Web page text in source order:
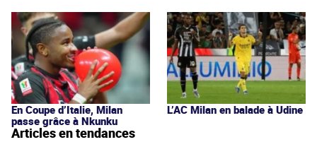
En Coupe d’Italie, Milan
passe grâce à Nkunku
L’AC Milan en balade à Udine
Articles en tendances